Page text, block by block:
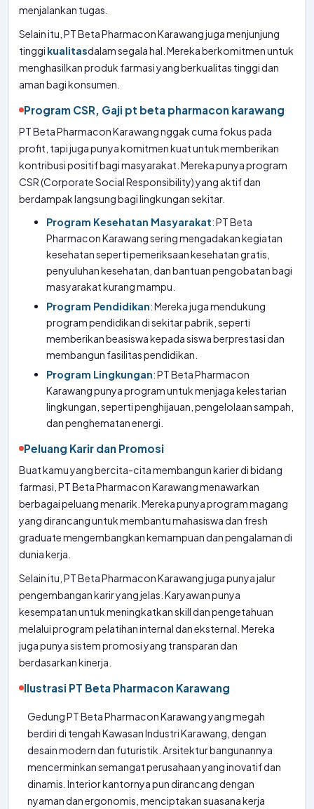
menjalankan tugas.
Selain itu, PT Beta Pharmacon Karawang juga menjunjung
tinggi kualitasdalam segala hal. Mereka berkomitmen untuk
menghasilkan produk farmasi yang berkualitas tinggi dan
aman bagi konsumen.
Program CSR, Gaji pt beta pharmacon karawang
PT Beta Pharmacon Karawang nggak cuma fokus pada
profit, tapi juga punya komitmen kuat untuk memberikan
kontribusi positif bagi masyarakat. Mereka punya program
CSR (Corporate Social Responsibility) yang aktif dan
berdampak langsung bagi lingkungan sekitar.
Program Kesehatan Masyarakat: PT Beta
Pharmacon Karawang sering mengadakan kegiatan
kesehatan seperti pemeriksaan kesehatan gratis,
penyuluhan kesehatan, dan bantuan pengobatan bagi
masyarakat kurang mampu.
Program Pendidikan: Mereka juga mendukung
program pendidikan di sekitar pabrik, seperti
memberikan beasiswa kepada siswa berprestasi dan
membangun fasilitas pendidikan.
Program Lingkungan: PT Beta Pharmacon
Karawang punya program untuk menjaga kelestarian
lingkungan, seperti penghijauan, pengelolaan sampah,
dan penghematan energi.
Peluang Karir dan Promosi
Buat kamu yang bercita-cita membangun karier di bidang
farmasi, PT Beta Pharmacon Karawang menawarkan
berbagai peluang menarik. Mereka punya program magang
yang dirancang untuk membantu mahasiswa dan fresh
graduate mengembangkan kemampuan dan pengalaman di
dunia kerja.
Selain itu, PT Beta Pharmacon Karawang juga punya jalur
pengembangan karir yang jelas. Karyawan punya
kesempatan untuk meningkatkan skill dan pengetahuan
melalui program pelatihan internal dan eksternal. Mereka
juga punya sistem promosi yang transparan dan
berdasarkan kinerja.
Ilustrasi PT Beta Pharmacon Karawang
Gedung PT Beta Pharmacon Karawang yang megah
berdiri di tengah Kawasan Industri Karawang, dengan
desain modern dan futuristik. Arsitektur bangunannya
mencerminkan semangat perusahaan yang inovatif dan
dinamis. Interior kantornya pun dirancang dengan
nyaman dan ergonomis, menciptakan suasana kerja